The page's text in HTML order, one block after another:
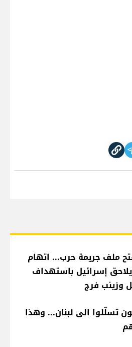
ملف جريمة حرب... اتهام
إسرائيل باستهداف
وزينب فرج
تسلّلوا الى لبنان... وهذا